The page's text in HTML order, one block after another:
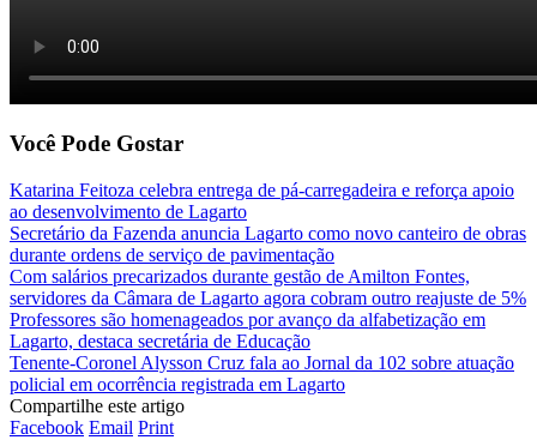
Você Pode Gostar
Katarina Feitoza celebra entrega de pá-carregadeira e reforça apoio
ao desenvolvimento de Lagarto
Secretário da Fazenda anuncia Lagarto como novo canteiro de obras
durante ordens de serviço de pavimentação
Com salários precarizados durante gestão de Amilton Fontes,
servidores da Câmara de Lagarto agora cobram outro reajuste de 5%
Professores são homenageados por avanço da alfabetização em
Lagarto, destaca secretária de Educação
Tenente-Coronel Alysson Cruz fala ao Jornal da 102 sobre atuação
policial em ocorrência registrada em Lagarto
Compartilhe este artigo
Facebook Email Print